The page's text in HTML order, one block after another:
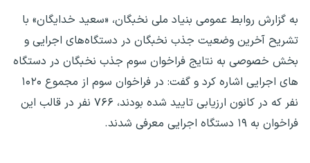
به گزارش روابط عمومی بنیاد ملی نخبگان، «سعید خدایگان» با
تشریح آخرین وضعیت جذب نخبگان در دستگاه‌های اجرایی و
بخش خصوصی به نتایج فراخوان سوم جذب نخبگان در دستگاه
های اجرایی اشاره کرد و گفت: در فراخوان سوم از مجموع ۱۰۲۰
نفر که در کانون ارزیابی تایید شده بودند، ۷۶۶ نفر در قالب این
فراخوان به ۱۹ دستگاه اجرایی معرفی شدند.